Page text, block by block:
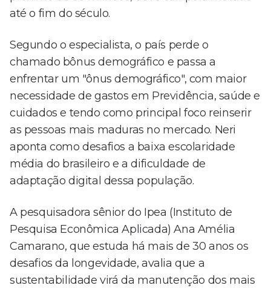
até o fim do século.
Segundo o especialista, o país perde o
chamado bônus demográfico e passa a
enfrentar um "ônus demográfico", com maior
necessidade de gastos em Previdência, saúde e
cuidados e tendo como principal foco reinserir
as pessoas mais maduras no mercado. Neri
aponta como desafios a baixa escolaridade
média do brasileiro e a dificuldade de
adaptação digital dessa população.
A pesquisadora sênior do Ipea (Instituto de
Pesquisa Econômica Aplicada) Ana Amélia
Camarano, que estuda há mais de 30 anos os
desafios da longevidade, avalia que a
sustentabilidade virá da manutenção dos mais